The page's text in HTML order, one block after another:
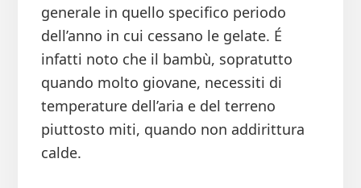
generale in quello specifico periodo
dell’anno in cui cessano le gelate. É
infatti noto che il bambù, sopratutto
quando molto giovane, necessiti di
temperature dell’aria e del terreno
piuttosto miti, quando non addirittura
calde.